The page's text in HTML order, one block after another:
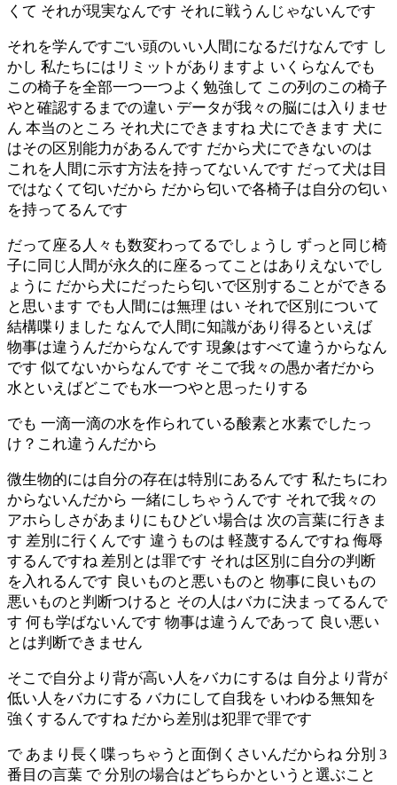
くて それが現実なんです それに戦うんじゃないんです
それを学んですごい頭のいい人間になるだけなんです し
かし 私たちにはリミットがありますよ いくらなんでも
この椅子を全部一つ一つよく勉強して この列のこの椅子
やと確認するまでの違い データが我々の脳には入りませ
ん 本当のところ それ犬にできますね 犬にできます 犬に
はその区別能力があるんです だから犬にできないのは
これを人間に示す方法を持ってないんです だって犬は目
ではなくて匂いだから だから匂いで各椅子は自分の匂い
を持ってるんです
だって座る人々も数変わってるでしょうし ずっと同じ椅
子に同じ人間が永久的に座るってことはありえないでし
ょうに だから犬にだったら匂いで区別することができる
と思います でも人間には無理 はい それで区別について
結構喋りました なんで人間に知識があり得るといえば
物事は違うんだからなんです 現象はすべて違うからなん
です 似てないからなんです そこで我々の愚か者だから
水といえばどこでも水一つやと思ったりする
でも 一滴一滴の水を作られている酸素と水素でしたっ
け？これ違うんだから
微生物的には自分の存在は特別にあるんです 私たちにわ
からないんだから 一緒にしちゃうんです それで我々の
アホらしさがあまりにもひどい場合は 次の言葉に行きま
す 差別に行くんです 違うものは 軽蔑するんですね 侮辱
するんですね 差別とは罪です それは区別に自分の判断
を入れるんです 良いものと悪いものと 物事に良いもの
悪いものと判断つけると その人はバカに決まってるんで
す 何も学ばないんです 物事は違うんであって 良い悪い
とは判断できません
そこで自分より背が高い人をバカにするは 自分より背が
低い人をバカにする バカにして自我を いわゆる無知を
強くするんですね だから差別は犯罪で罪です
で あまり長く喋っちゃうと面倒くさいんだからね 分別 3
番目の言葉 で 分別の場合はどちらかというと選ぶこと